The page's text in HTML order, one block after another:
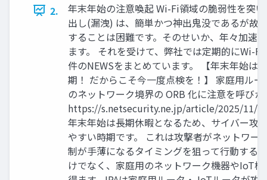
2.
年末年始の注意喚起 Wi-Fi領域の脆弱性を突
出し(漏洩) は、簡単かつ神出鬼没であるが故
することは困難です。そのせいか、年々加速
ます。 それを受けて、弊社では定期的にWi-
件のNEWSをまとめています。 【年末年始は
期！ だからこそ今一度点検を！】 家庭用ル
のネットワーク境界の ORB 化に注意を呼びか
https://s.netsecurity.ne.jp/article/2025/11/
年末年始は長期休暇となるため、サイバー攻
やすい時期です。 これは攻撃者がネットワー
制が手薄になるタイミングを狙って行動する
けでなく、家庭用のネットワーク機器やIoT